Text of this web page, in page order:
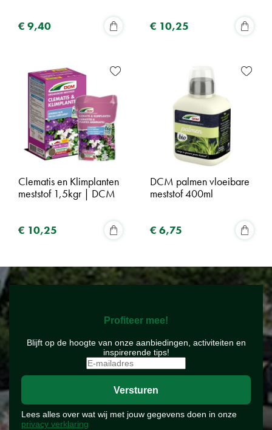
€ 9,40 € 10,25
Clematis en Klimplanten
meststof 1,5kgr | DCM
€ 10,25
DCM palmen vloeibare
meststof 400ml
€ 6,75
Profiteer mee!
Blijft op de hoogte van onze aanbiedingen, activiteiten en
inspirerende tips!
Lees alles over wat wij met jouw gegevens doen in onze
privacy verklaring